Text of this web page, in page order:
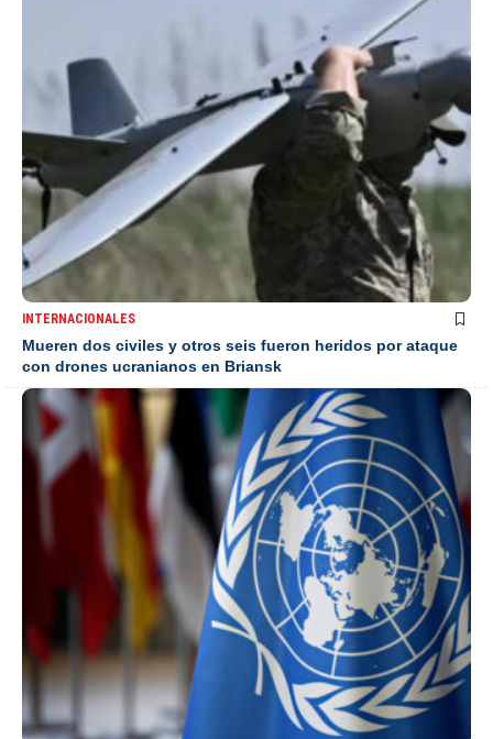
INTERNACIONALES
Mueren dos civiles y otros seis fueron heridos por ataque
con drones ucranianos en Briansk